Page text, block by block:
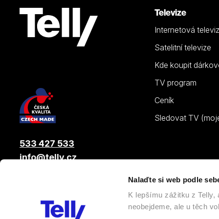
Nalaďte si web podle
K lepšímu zážitku z
neobejdeme, ale u těch
Televize
Internetová
Satelitní televize
Kde koupit
TV program
Ceník
Sledovat TV
533 427 533
info@telly.cz
, člen skupiny LAMA ENERGY